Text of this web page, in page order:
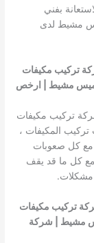
بفني
مشيط لدى
تركيب مكيفات
مشيط | ارخص
تركيب مكيفات
المكيفات ،
مع كل صعوبات
مع كل ما قد يقف
مشكلات.
تركيب مكيفات
مشيط | شركة